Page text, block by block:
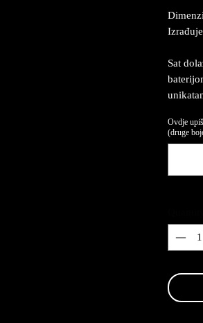
Sat
Ovdje
(druge